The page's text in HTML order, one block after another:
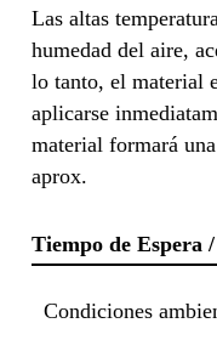
Las altas
humedad del aire,
lo tanto, el material
aplicarse
material formará
aprox.
Tiempo de Espera
Condiciones